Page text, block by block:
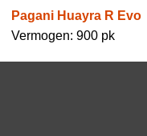
Pagani Huayra R Evo
Vermogen: 900 pk